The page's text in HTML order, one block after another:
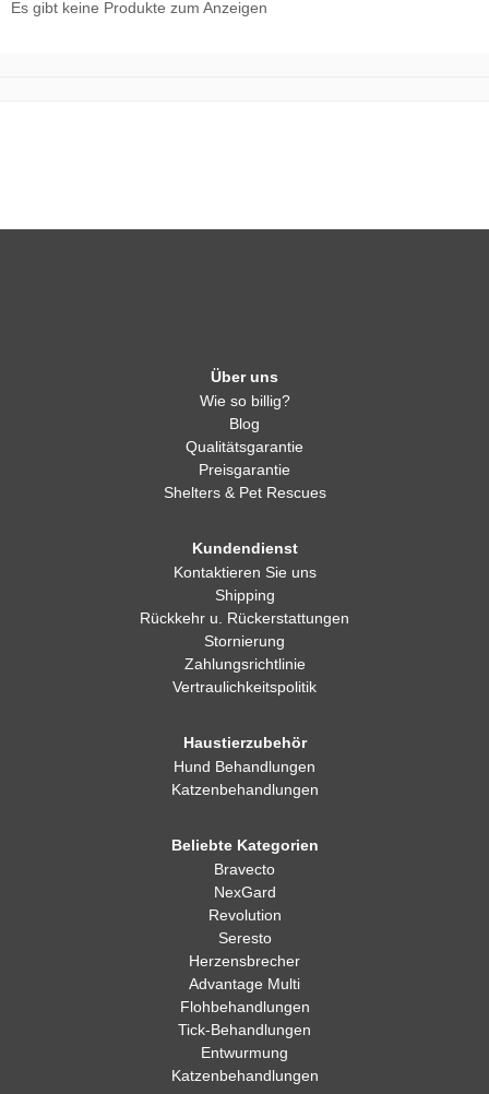
Es gibt keine Produkte zum Anzeigen
Über uns
Wie so billig?
Blog
Qualitätsgarantie
Preisgarantie
Shelters & Pet Rescues
Kundendienst
Kontaktieren Sie uns
Shipping
Rückkehr u. Rückerstattungen
Stornierung
Zahlungsrichtlinie
Vertraulichkeitspolitik
Haustierzubehör
Hund Behandlungen
Katzenbehandlungen
Beliebte Kategorien
Bravecto
NexGard
Revolution
Seresto
Herzensbrecher
Advantage Multi
Flohbehandlungen
Tick-Behandlungen
Entwurmung
Katzenbehandlungen